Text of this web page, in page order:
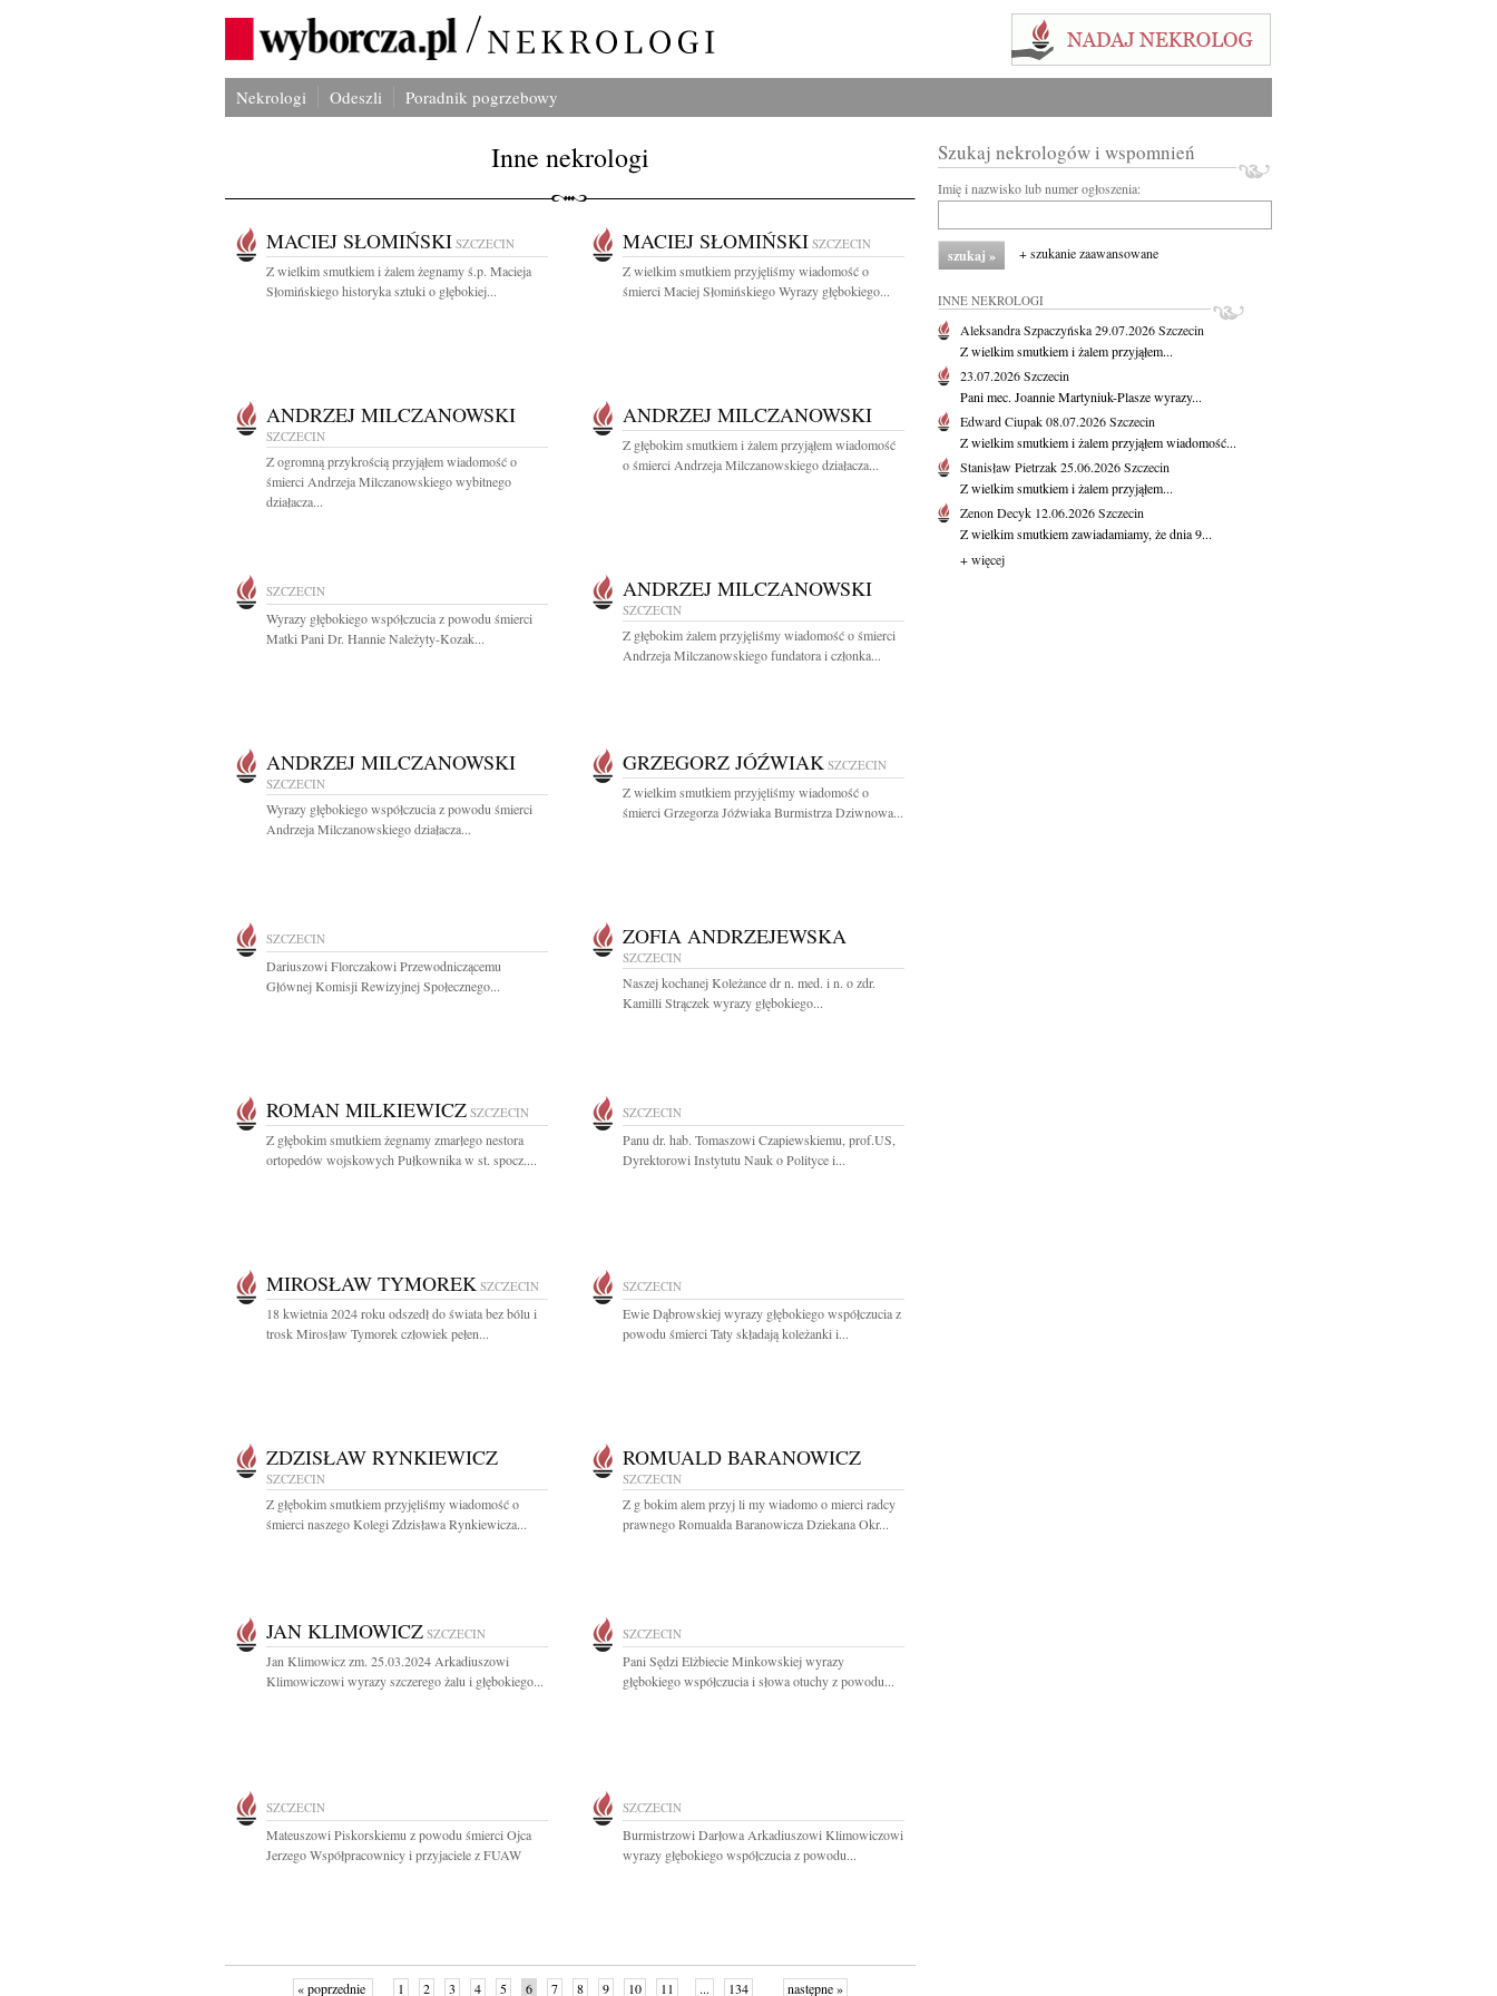
Nekrologi Odeszli Poradnik pogrzebowy
Inne nekrologi
MACIEJ SŁOMIŃSKI SZCZECIN
Z wielkim smutkiem i żalem żegnamy ś.p. Macieja
Słomińskiego historyka sztuki o głębokiej...
MACIEJ SŁOMIŃSKI SZCZECIN
Z wielkim smutkiem przyjęliśmy wiadomość o
śmierci Maciej Słomińskiego Wyrazy głębokiego...
ANDRZEJ MILCZANOWSKI
SZCZECIN
Z ogromną przykrością przyjąłem wiadomość o
śmierci Andrzeja Milczanowskiego wybitnego
działacza...
ANDRZEJ MILCZANOWSKI
Z głębokim smutkiem i żalem przyjąłem wiadomość
o śmierci Andrzeja Milczanowskiego działacza...
SZCZECIN
Wyrazy głębokiego współczucia z powodu śmierci
Matki Pani Dr. Hannie Należyty-Kozak...
ANDRZEJ MILCZANOWSKI
SZCZECIN
Z głębokim żalem przyjęliśmy wiadomość o śmierci
Andrzeja Milczanowskiego fundatora i członka...
ANDRZEJ MILCZANOWSKI
SZCZECIN
Wyrazy głębokiego współczucia z powodu śmierci
Andrzeja Milczanowskiego działacza...
GRZEGORZ JÓŹWIAK SZCZECIN
Z wielkim smutkiem przyjęliśmy wiadomość o
śmierci Grzegorza Jóźwiaka Burmistrza Dziwnowa...
SZCZECIN
Dariuszowi Florczakowi Przewodniczącemu
Głównej Komisji Rewizyjnej Społecznego...
ZOFIA ANDRZEJEWSKA
SZCZECIN
Naszej kochanej Koleżance dr n. med. i n. o zdr.
Kamilli Strączek wyrazy głębokiego...
ROMAN MILKIEWICZ SZCZECIN
Z głębokim smutkiem żegnamy zmarłego nestora
ortopedów wojskowych Pułkownika w st. spocz....
SZCZECIN
Panu dr. hab. Tomaszowi Czapiewskiemu, prof.US,
Dyrektorowi Instytutu Nauk o Polityce i...
MIROSŁAW TYMOREK SZCZECIN
18 kwietnia 2024 roku odszedł do świata bez bólu i
trosk Mirosław Tymorek człowiek pełen...
SZCZECIN
Ewie Dąbrowskiej wyrazy głębokiego współczucia z
powodu śmierci Taty składają koleżanki i...
ZDZISŁAW RYNKIEWICZ
SZCZECIN
Z głębokim smutkiem przyjęliśmy wiadomość o
śmierci naszego Kolegi Zdzisława Rynkiewicza...
ROMUALD BARANOWICZ
SZCZECIN
Z g bokim alem przyj li my wiadomo o mierci radcy
prawnego Romualda Baranowicza Dziekana Okr...
JAN KLIMOWICZ SZCZECIN
Jan Klimowicz zm. 25.03.2024 Arkadiuszowi
Klimowiczowi wyrazy szczerego żalu i głębokiego...
SZCZECIN
Pani Sędzi Elżbiecie Minkowskiej wyrazy
głębokiego współczucia i słowa otuchy z powodu...
SZCZECIN
Mateuszowi Piskorskiemu z powodu śmierci Ojca
Jerzego Współpracownicy i przyjaciele z FUAW
SZCZECIN
Burmistrzowi Darłowa Arkadiuszowi Klimowiczowi
wyrazy głębokiego współczucia z powodu...
« poprzednie 1 2 3 4 5 6 7 8 9 10 11 ... 134 następne »
Szukaj nekrologów i wspomnień
Imię i nazwisko lub numer ogłoszenia:
+ szukanie zaawansowane
INNE NEKROLOGI
Aleksandra Szpaczyńska29.07.2026Szczecin
Z wielkim smutkiem i żalem przyjąłem...
23.07.2026Szczecin
Pani mec. Joannie Martyniuk-Plasze wyrazy...
Edward Ciupak08.07.2026Szczecin
Z wielkim smutkiem i żalem przyjąłem wiadomość...
Stanisław Pietrzak25.06.2026Szczecin
Z wielkim smutkiem i żalem przyjąłem...
Zenon Decyk 12.06.2026Szczecin
Z wielkim smutkiem zawiadamiamy, że dnia 9...
+ więcej